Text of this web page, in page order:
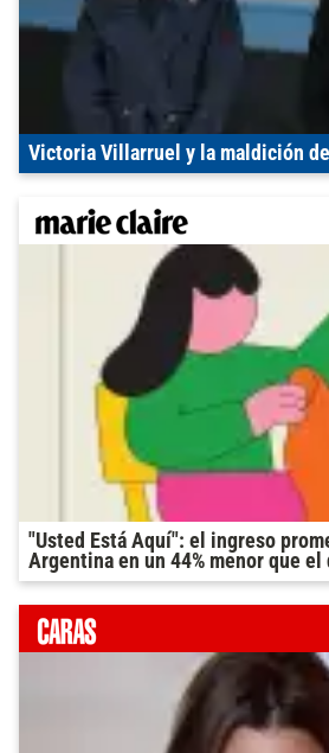
Victoria Villarruel y la maldición
"Usted Está Aquí": el ingreso
Argentina en un 44% menor que